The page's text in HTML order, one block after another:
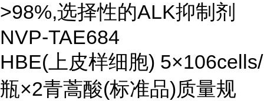
>98%,选择性的ALK抑制剂
NVP-TAE684
HBE(上皮样细胞) 5×106cells/
瓶×2青蒿酸(标准品)质量规